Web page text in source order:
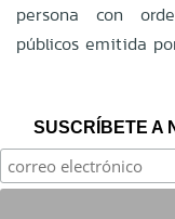
persona con
públicos emitida
SUSCRÍBETE A